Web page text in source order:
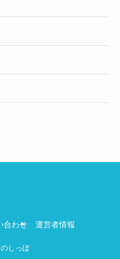
合わせ 運営者情報
しっぽ